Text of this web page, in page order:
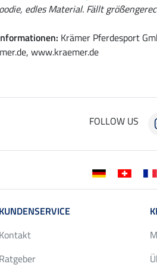
edles Material. Fällt
Krämer Pferdesport
www.kraemer.de
FOLLOW US
KUNDENSERVICE
Kontakt
Ratgeber